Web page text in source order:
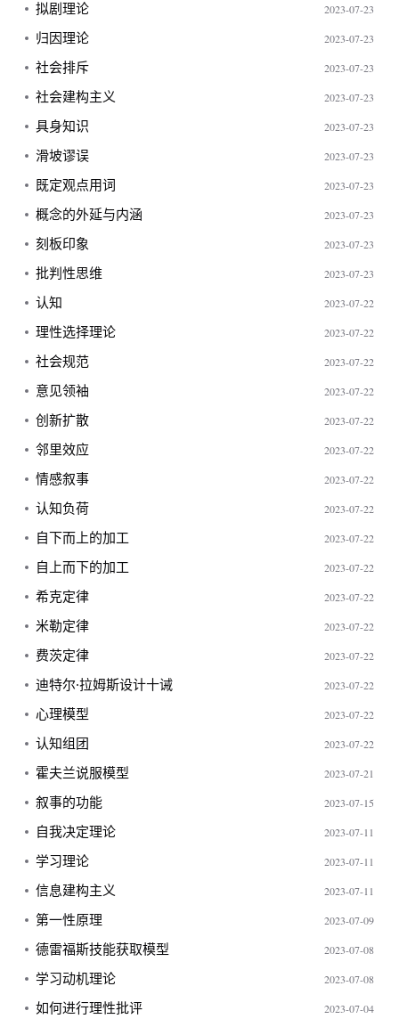
拟剧理论 2023-07-23
归因理论 2023-07-23
社会排斥 2023-07-23
社会建构主义 2023-07-23
具身知识 2023-07-23
滑坡谬误 2023-07-23
既定观点用词 2023-07-23
概念的外延与内涵 2023-07-23
刻板印象 2023-07-23
批判性思维 2023-07-23
认知 2023-07-22
理性选择理论 2023-07-22
社会规范 2023-07-22
意见领袖 2023-07-22
创新扩散 2023-07-22
邻里效应 2023-07-22
情感叙事 2023-07-22
认知负荷 2023-07-22
自下而上的加工 2023-07-22
自上而下的加工 2023-07-22
希克定律 2023-07-22
米勒定律 2023-07-22
费茨定律 2023-07-22
迪特尔·拉姆斯设计十诫 2023-07-22
心理模型 2023-07-22
认知组团 2023-07-22
霍夫兰说服模型 2023-07-21
叙事的功能 2023-07-15
自我决定理论 2023-07-11
学习理论 2023-07-11
信息建构主义 2023-07-11
第一性原理 2023-07-09
德雷福斯技能获取模型 2023-07-08
学习动机理论 2023-07-08
如何进行理性批评 2023-07-04